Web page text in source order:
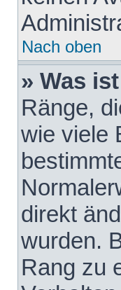
Nach oben
» Was
Ränge,
wie viele
direkt
wurden.
Rang zu